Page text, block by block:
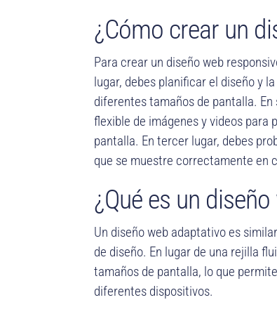
¿Cómo crear un
Para crear un diseño web
lugar, debes planificar el diseño y
diferentes tamaños de pantalla.
flexible de imágenes y videos para
pantalla. En tercer lugar, debes
que se muestre correctamente en
¿Qué es un
Un diseño web adaptativo es
de diseño. En lugar de una rejilla
tamaños de pantalla, lo que
diferentes dispositivos.